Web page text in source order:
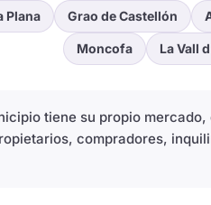
Plana Grao de Castellón
Moncofa La Vall
tiene su propio
compradores,